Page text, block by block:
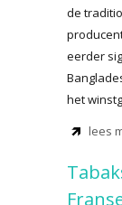
de
eerder
het
lees